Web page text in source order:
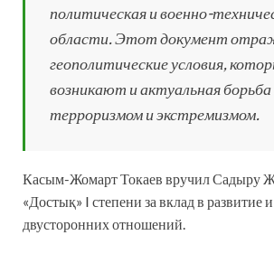
политическая и военно-
области. Этот документ
геополитические условия,
возникают и актуальная борьба
терроризмом и экстремизмом.
Касым-Жомарт Токаев вручил Садыру
«Достық» I степени за вклад в развитие
двусторонних отношений.